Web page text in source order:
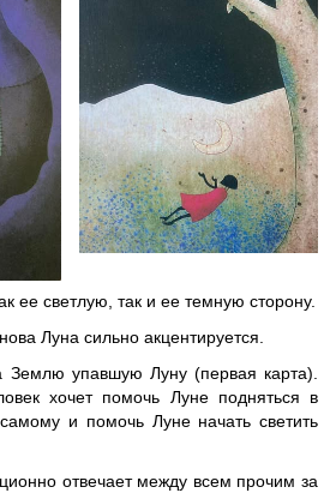
ее светлую, так и ее темную сторону.
Луна сильно акцентируется.
упавшую Луну (первая карта).
хочет помочь Луне подняться в
и помочь Луне начать светить
отвечает между всем прочим за